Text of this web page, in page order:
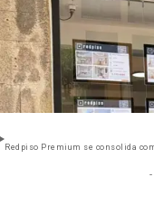
Redpiso Premium se consolida